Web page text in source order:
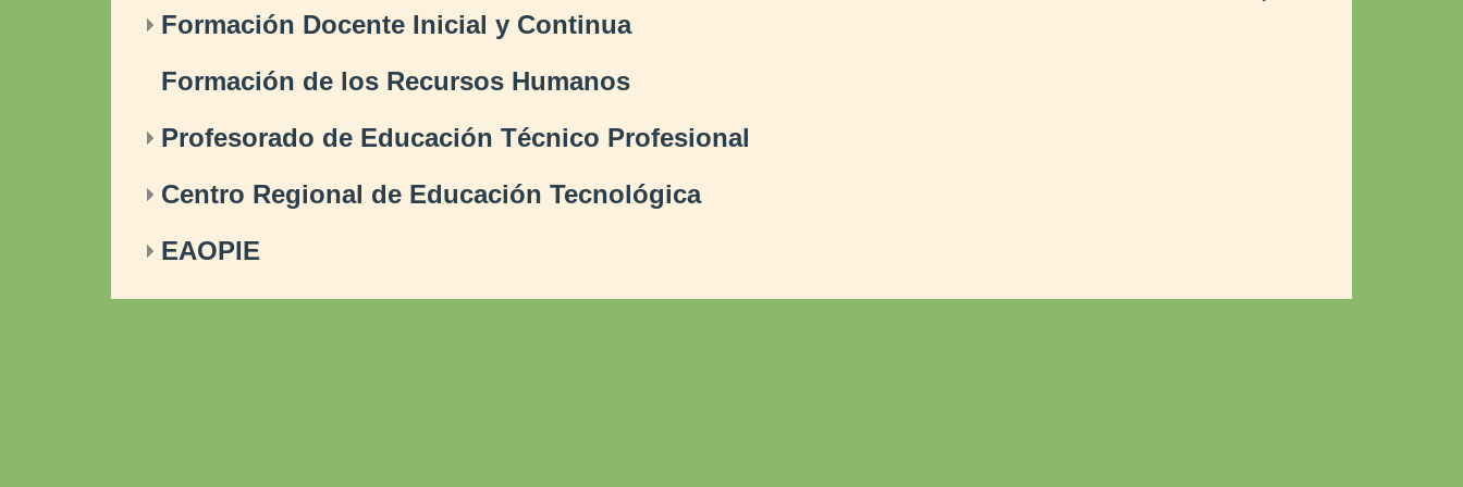
Formación Docente Inicial y Continua
Formación de los Recursos Humanos
Profesorado de Educación Técnico Profesional
Centro Regional de Educación Tecnológica
EAOPIE